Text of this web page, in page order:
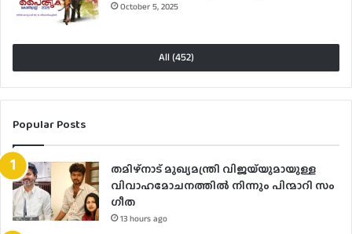
October 5, 2025
All (452)
Popular Posts
തമിഴ്നാട് മുഖ്യമന്ത്രി വിജയ്‌യുമായുള്ള
വിവാഹമോചനത്തിൽ നിന്നും പിന്മാറി സം​
ഗീത
13 hours ago